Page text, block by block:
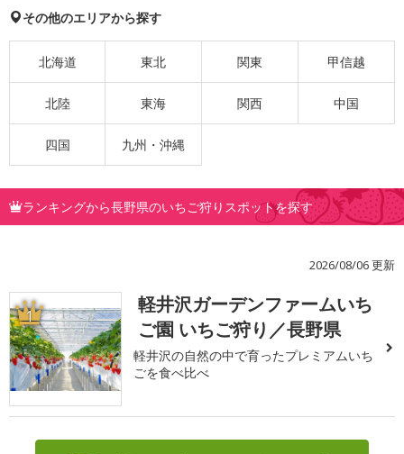
その他のエリアから探す
北海道 東北 関東 甲信越
北陸 東海 関西 中国
四国 九州・沖縄
ランキングから長野県のいちご狩りスポットを探す
2026/08/06 更新
1
軽井沢ガーデンファームいち
ご園 いちご狩り／長野県
軽井沢の自然の中で育ったプレミアムいち
ごを食べ比べ